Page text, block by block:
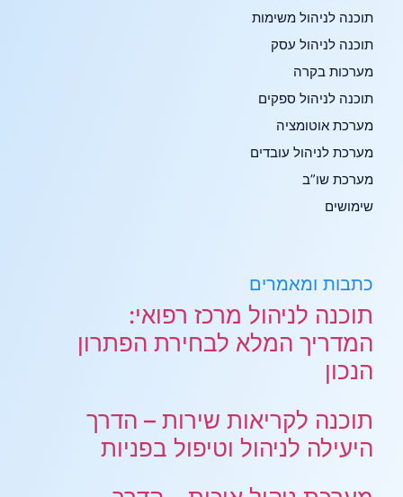
תוכנה לניהול משימות
תוכנה לניהול עסק
מערכות בקרה
תוכנה לניהול ספקים
מערכת אוטומציה
מערכת לניהול עובדים
מערכת שו”ב
שימושים
כתבות ומאמרים
תוכנה לניהול מרכז רפואי:
המדריך המלא לבחירת הפתרון
הנכון
תוכנה לקריאות שירות – הדרך
היעילה לניהול וטיפול בפניות